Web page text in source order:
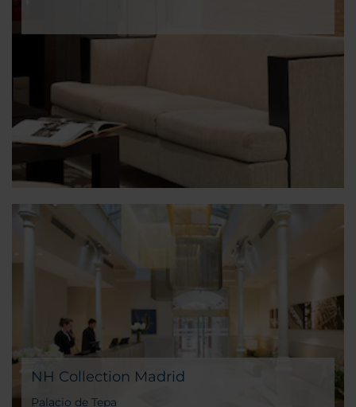
NH Collection Madrid
Palacio de Tepa